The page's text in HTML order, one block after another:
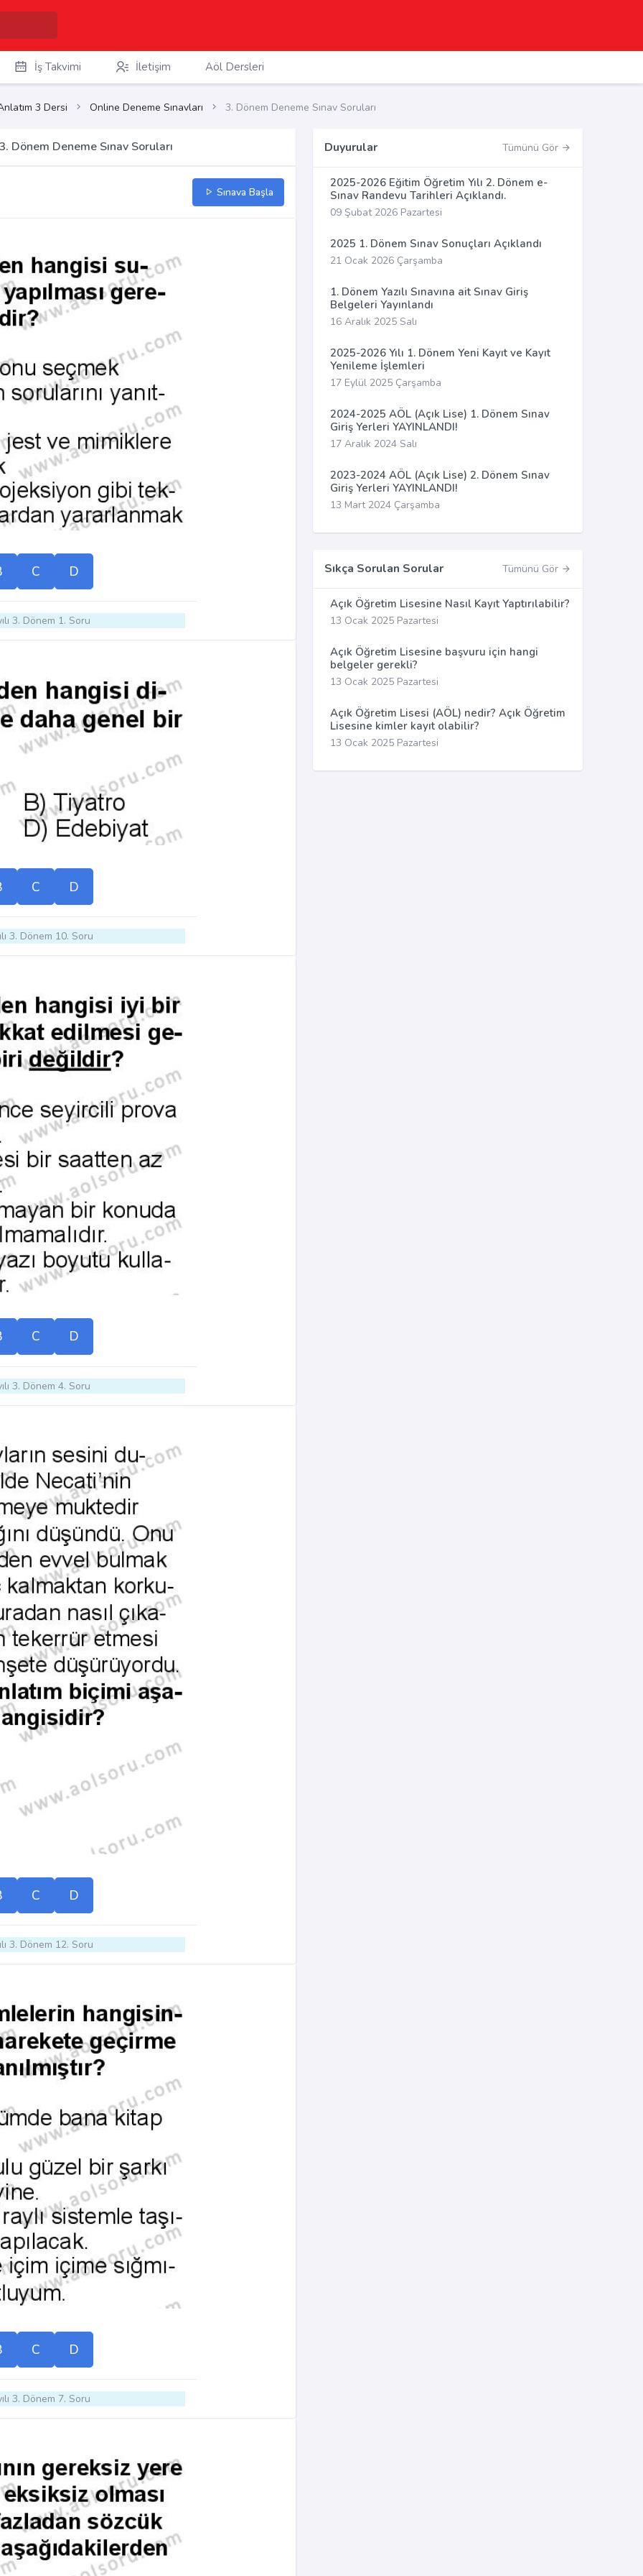
İş Takvimi İletişim Aöl Dersleri
3 Dersi Online Deneme Sınavları 3. Dönem Deneme Sınav Soruları
Dönem Deneme Sınav Soruları
Sınava Başla
C D
3. Dönem 1. Soru
C D
3. Dönem 10. Soru
C D
3. Dönem 4. Soru
C D
3. Dönem 12. Soru
C D
3. Dönem 7. Soru
Duyurular Tümünü Gör
2025-2026 Eğitim Öğretim Yılı 2. Dönem e-
Sınav Randevu Tarihleri Açıklandı.
09 Şubat 2026 Pazartesi
2025 1. Dönem Sınav Sonuçları Açıklandı
21 Ocak 2026 Çarşamba
1. Dönem Yazılı Sınavına ait Sınav Giriş
Belgeleri Yayınlandı
16 Aralık 2025 Salı
2025-2026 Yılı 1. Dönem Yeni Kayıt ve Kayıt
Yenileme İşlemleri
17 Eylül 2025 Çarşamba
2024-2025 AÖL (Açık Lise) 1. Dönem Sınav
Giriş Yerleri YAYINLANDI!
17 Aralık 2024 Salı
2023-2024 AÖL (Açık Lise) 2. Dönem Sınav
Giriş Yerleri YAYINLANDI!
13 Mart 2024 Çarşamba
Sıkça Sorulan Sorular Tümünü Gör
Açık Öğretim Lisesine Nasıl Kayıt Yaptırılabilir?
13 Ocak 2025 Pazartesi
Açık Öğretim Lisesine başvuru için hangi
belgeler gerekli?
13 Ocak 2025 Pazartesi
Açık Öğretim Lisesi (AÖL) nedir? Açık Öğretim
Lisesine kimler kayıt olabilir?
13 Ocak 2025 Pazartesi